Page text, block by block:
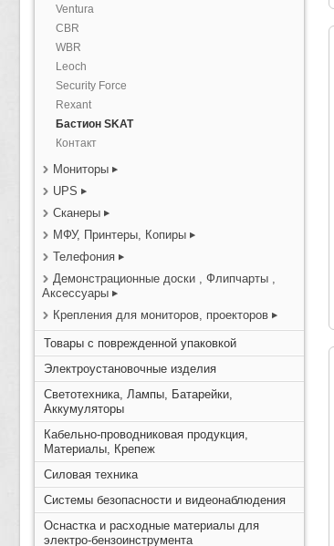
Ventura
CBR
WBR
Leoch
Security Force
Rexant
Бастион SKAT
Контакт
Мониторы
UPS
Сканеры
МФУ, Принтеры, Копиры
Телефония
Демонстрационные доски , Флипчарты ,
Аксессуары
Крепления для мониторов, проекторов
Товары с поврежденной упаковкой
Электроустановочные изделия
Светотехника, Лампы, Батарейки,
Аккумуляторы
Кабельно-проводниковая продукция,
Материалы, Крепеж
Силовая техника
Системы безопасности и видеонаблюдения
Оснастка и расходные материалы для
электро-бензоинструмента